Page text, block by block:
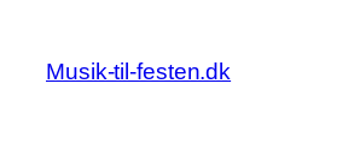
indhold
Musik-til-festen.dk